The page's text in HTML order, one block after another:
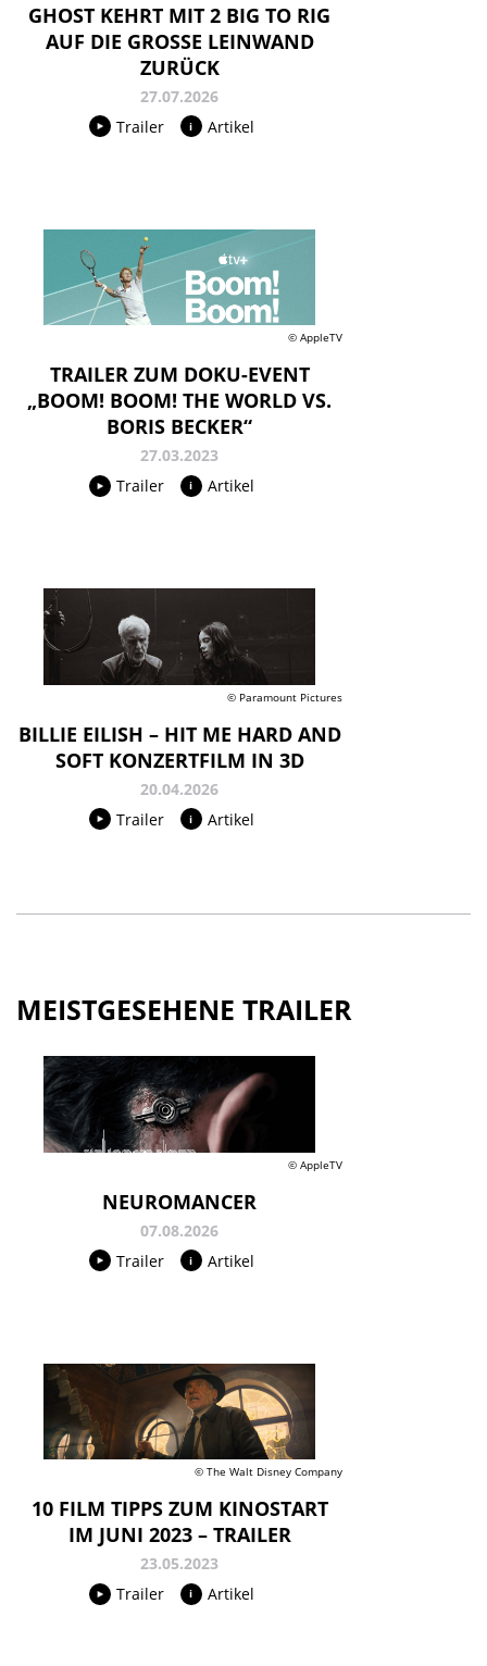
GHOST KEHRT MIT 2 BIG TO RIG
AUF DIE GROSSE LEINWAND
ZURÜCK
27.07.2026
Trailer
Artikel
© AppleTV
TRAILER ZUM DOKU-EVENT
„BOOM! BOOM! THE WORLD VS.
BORIS BECKER“
27.03.2023
Trailer
Artikel
© Paramount Pictures
BILLIE EILISH – HIT ME HARD AND
SOFT KONZERTFILM IN 3D
20.04.2026
Trailer
Artikel
MEISTGESEHENE TRAILER
© AppleTV
NEUROMANCER
07.08.2026
Trailer
Artikel
© The Walt Disney Company
10 FILM TIPPS ZUM KINOSTART
IM JUNI 2023 – TRAILER
23.05.2023
Trailer
Artikel